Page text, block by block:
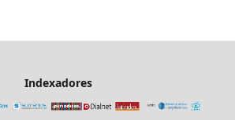
Indexadores